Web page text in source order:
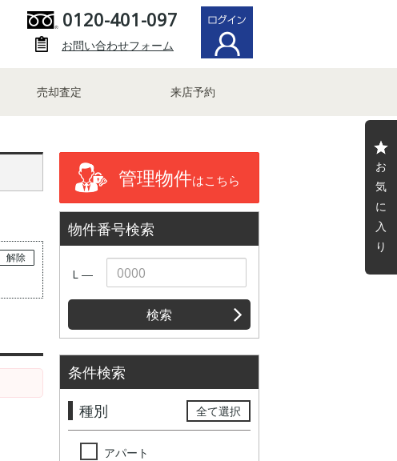
0120-401-097
お問い合わせフォーム
売却査定 来店予約
お
気
に
入
り
解除
管理物件はこちら
物件番号検索
L ―
検索
条件検索
種別
全て選択
アパート